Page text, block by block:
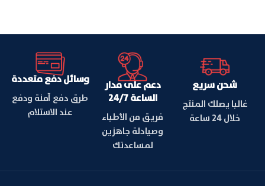
شحن سريع
غالبا يصلك المنتج
خلال 24 ساعة
دعم على مدار
الساعة 24/7
فريق من الأطباء
وصيادلة جاهزين
لمساعدتك
وسائل دفع متعددة
طرق دفع آمنة ودفع
عند الاستلام